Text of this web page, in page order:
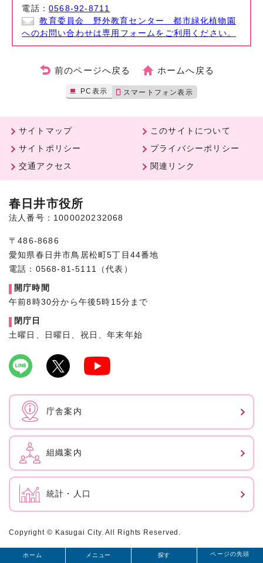
電話：0568-92-8711
教育委員会 野外教育センター 都市緑化植物園
へのお問い合わせは専用フォームをご利用ください。
前のページへ戻る ホームへ戻る
PC表示 スマートフォン表示
メニュー
ホーム 探す ページの先頭
サイトマップ
このサイトについて
サイトポリシー
プライバシーポリシー
交通アクセス
関連リンク
春日井市役所
法人番号：1000020232068
〒486-8686
愛知県春日井市鳥居松町5丁目44番地
電話：0568-81-5111（代表）
開庁時間
午前8時30分から午後5時15分まで
閉庁日
土曜日、日曜日、祝日、年末年始
庁舎案内
組織案内
統計・人口
Copyright © Kasugai City. All Rights Reserved.